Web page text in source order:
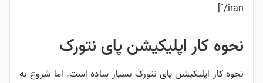
iran/”]
نحوه کار اپلیکیشن پای نتورک
نحوه کار اپلیکیشن پای نتورک بسیار ساده است. اما شروع به